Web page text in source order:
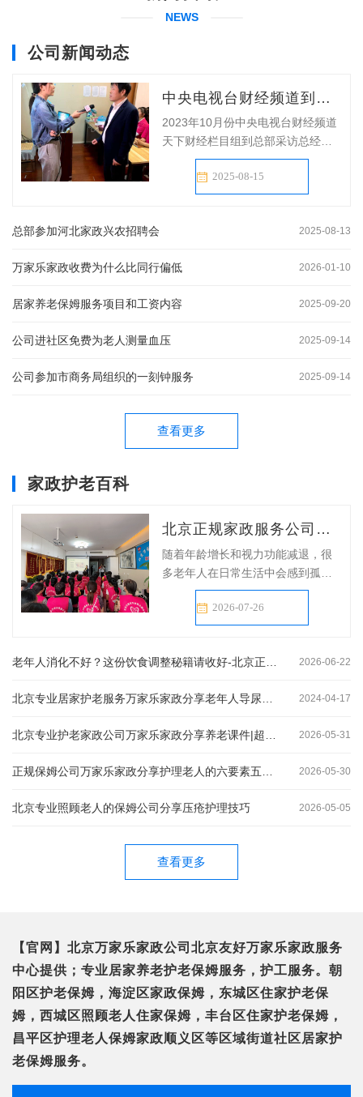
NEWS
公司新闻动态
中央电视台财经频道到总部采访总经理
2023年10月份中央电视台财经频道
天下财经栏目组到总部采访总经
理，培训老师和学员。
2025-08-15
总部参加河北家政兴农招聘会 2025-08-13
万家乐家政收费为什么比同行偏低 2026-01-10
居家养老保姆服务项目和工资内容 2025-09-20
公司进社区免费为老人测量血压 2025-09-14
公司参加市商务局组织的一刻钟服务 2025-09-14
查看更多
家政护老百科
北京正规家政服务公司万家乐家政今日分享：如何与视力障碍老人有效沟通？掌握这些技巧就够了
随着年龄增长和视力功能减退，很
多老年人在日常生活中会感到孤独
无助。根据世界卫生组织数据，中
国约有17...2026-07-26
2026-06-22
2024-04-17
2026-05-31
2026-05-30
北京专业照顾老人的保姆公司分享压疮护理技巧 2026-05-05
查看更多
【官网】北京万家乐家政公司北京友好万家乐家政服务
中心提供；专业居家养老护老保姆服务，护工服务。朝
阳区护老保姆，海淀区家政保姆，东城区住家护老保
姆，西城区照顾老人住家保姆，丰台区住家护老保姆，
昌平区护理老人保姆家政顺义区等区域街道社区居家护
老保姆服务。